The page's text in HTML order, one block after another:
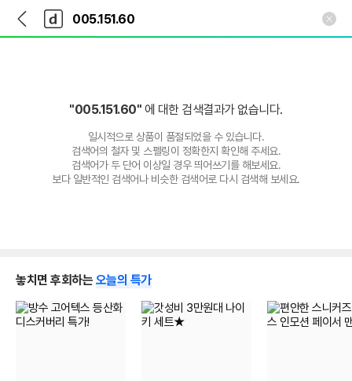
다
나
와
가
다
와
"005.151.60" 에 대한 검색결과가 없습니다.
일시적으로 상품이 품절되었을 수 있습니다.
검색어의 철자 및 스펠링이 정확한지 확인해 주세요.
검색어가 두 단어 이상일 경우 띄어쓰기를 해보세요.
보다 일반적인 검색어나 비슷한 검색어로 다시 검색해 보세요.
놓치면 후회하는 오늘의 특가